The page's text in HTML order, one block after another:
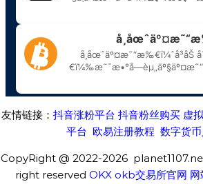
友情链接： 抖音涨粉平台 抖音粉丝购买 虚
平台 欧易注册教程 数字货
CopyRight @ 2022-2026
right reserved OKX okb交易所官网 网